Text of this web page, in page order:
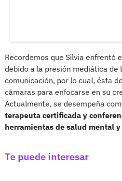
Recordemos que Silvia enfrentó
debido a la presión mediática de
comunicación, por lo cual, ésta
cámaras para enfocarse en su
Actualmente, se desempeña
terapeuta certificada y
herramientas de salud mental
Te puede interesar